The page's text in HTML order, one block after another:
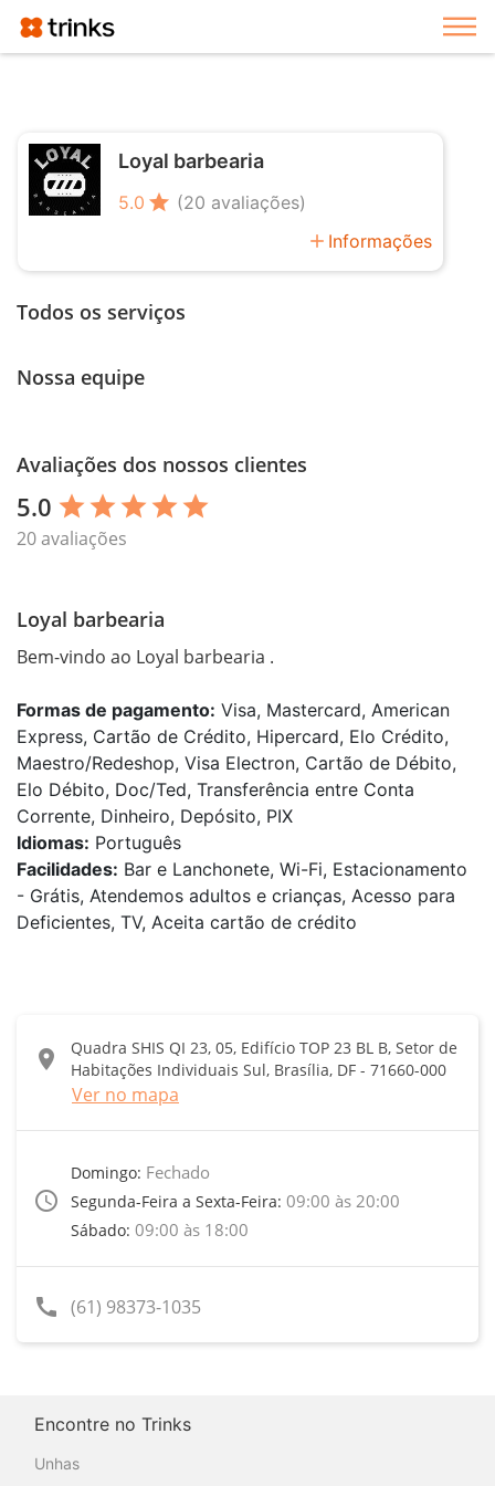
Loyal barbearia
5.0 star (20 avaliações)
add Informações
Todos os serviços
Nossa equipe
Avaliações dos nossos clientes
5.0 star star star star star
20 avaliações
Loyal barbearia
Bem-vindo ao Loyal barbearia .
Formas de pagamento: Visa, Mastercard, American
Express, Cartão de Crédito, Hipercard, Elo Crédito,
Maestro/Redeshop, Visa Electron, Cartão de Débito,
Elo Débito, Doc/Ted, Transferência entre Conta
Corrente, Dinheiro, Depósito, PIX
Idiomas: Português
Facilidades: Bar e Lanchonete, Wi-Fi, Estacionamento
- Grátis, Atendemos adultos e crianças, Acesso para
Deficientes, TV, Aceita cartão de crédito
location_on
Quadra SHIS QI 23, 05, Edifício TOP 23 BL B, Setor de
Habitações Individuais Sul, Brasília, DF - 71660-000
Ver no mapa
access_time
Domingo: Fechado
Segunda-Feira a Sexta-Feira: 09:00 às 20:00
Sábado: 09:00 às 18:00
call (61) 98373-1035
Encontre no Trinks
Unhas